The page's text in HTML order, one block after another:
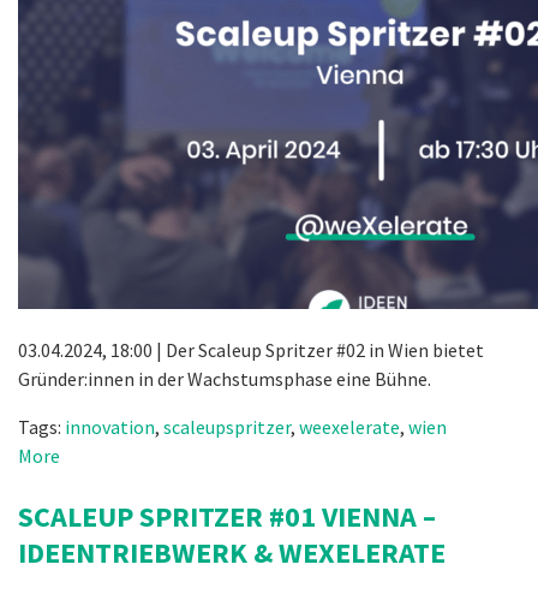
03.04.2024, 18:00 | Der Scaleup Spritzer #02 in Wien bietet
Gründer:innen in der Wachstumsphase eine Bühne.
Tags: innovation, scaleupspritzer, weexelerate, wien
More
SCALEUP SPRITZER #01 VIENNA –
IDEENTRIEBWERK & WEXELERATE